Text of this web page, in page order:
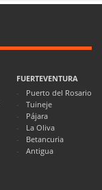
FUERTEVENTURA
Puerto del Rosario
Tuineje
Pájara
La Oliva
Betancuria
Antigua